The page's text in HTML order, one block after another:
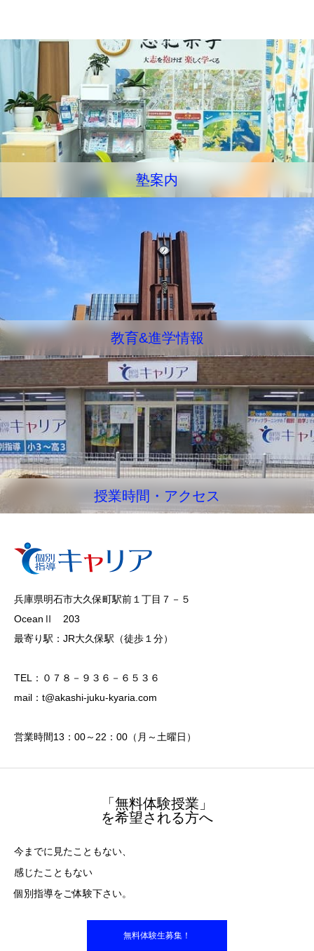
塾案内
教育&進学情報
授業時間・アクセス
兵庫県明石市大久保町駅前１丁目７－５
OceanⅡ 203
最寄り駅：JR大久保駅（徒歩１分）
TEL：０７８－９３６－６５３６
mail：t@akashi-juku-kyaria.com
営業時間13：00～22：00（月～土曜日）
「無料体験授業」
を希望される方へ
今までに見たこともない、
感じたこともない
個別指導をご体験下さい。
無料体験生募集！